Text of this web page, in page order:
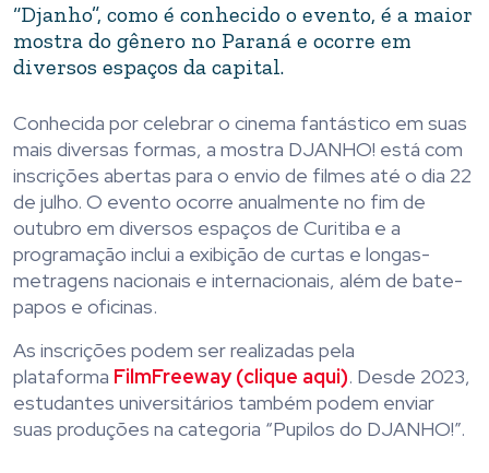
“Djanho”, como é conhecido o evento, é a maior
mostra do gênero no Paraná e ocorre em
diversos espaços da capital.
Conhecida por celebrar o cinema fantástico em suas
mais diversas formas, a mostra DJANHO! está com
inscrições abertas para o envio de filmes até o dia 22
de julho. O evento ocorre anualmente no fim de
outubro em diversos espaços de Curitiba e a
programação inclui a exibição de curtas e longas-
metragens nacionais e internacionais, além de bate-
papos e oficinas.
As inscrições podem ser realizadas pela
plataforma FilmFreeway (clique aqui). Desde 2023,
estudantes universitários também podem enviar
suas produções na categoria “Pupilos do DJANHO!”.